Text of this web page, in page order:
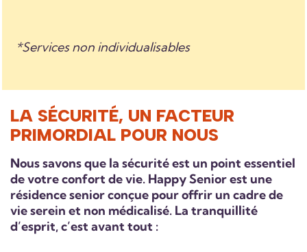
*Services non individualisables
LA SÉCURITÉ, UN FACTEUR
PRIMORDIAL POUR NOUS
Nous savons que la sécurité est un point essentiel
de votre confort de vie. Happy Senior est une
résidence senior conçue pour offrir un cadre de
vie serein et non médicalisé. La tranquillité
d’esprit, c’est avant tout :